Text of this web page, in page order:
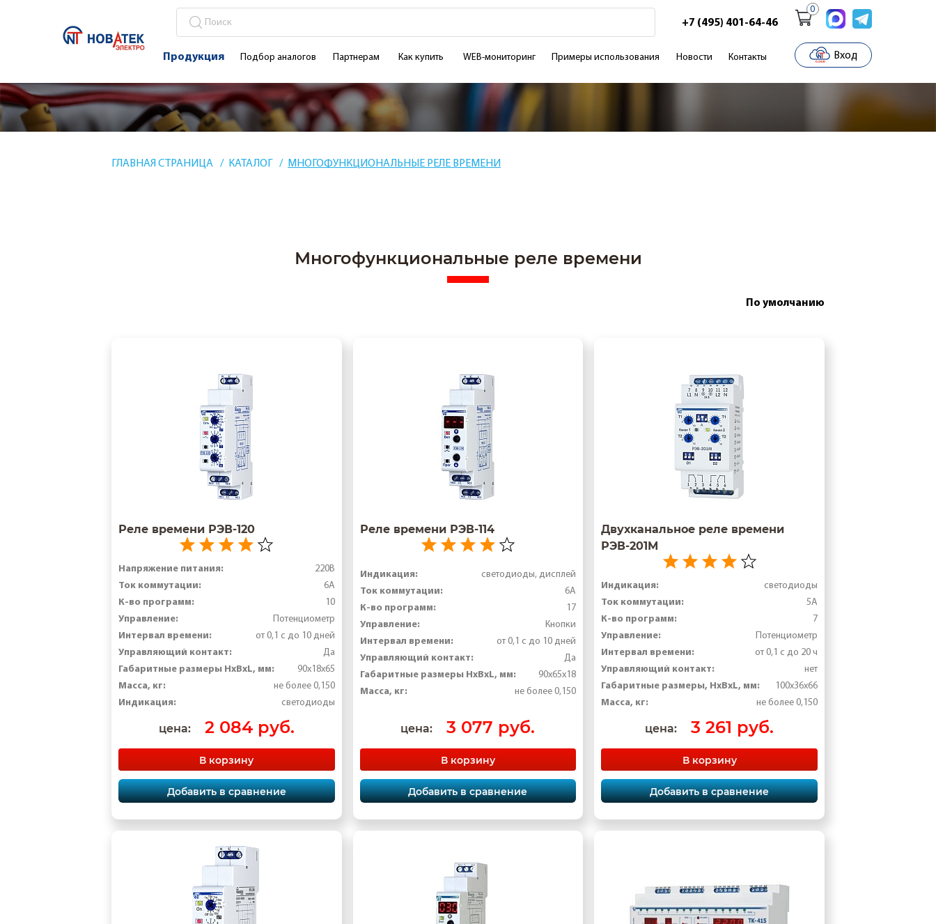
+7 (495) 401-64-46
Продукция Подбор аналогов Партнерам Как купить WEB-мониторинг Примеры использования Новости Контакты
0
Вход
ГЛАВНАЯ СТРАНИЦА КАТАЛОГ МНОГОФУНКЦИОНАЛЬНЫЕ РЕЛЕ ВРЕМЕНИ
Многофункциональные реле времени
По умолчанию
Реле времени РЭВ-120
Напряжение питания: 220В
Ток коммутации: 6А
К-во программ: 10
Управление: Потенциометр
Интервал времени: от 0,1 с до 10 дней
Управляющий контакт: Да
Габаритные размеры HxBxL, мм: 90x18x65
Масса, кг: не более 0,150
Индикация: светодиоды
цена: 2 084 руб.
В корзину
Добавить в сравнение
Реле времени РЭВ-114
Индикация: светодиоды, дисплей
Ток коммутации: 6А
К-во программ: 17
Управление: Кнопки
Интервал времени: от 0,1 с до 10 дней
Управляющий контакт: Да
Габаритные размеры HxBxL, мм: 90x65x18
Масса, кг: не более 0,150
цена: 3 077 руб.
В корзину
Добавить в сравнение
Двухканальное реле времени
РЭВ-201М
Индикация: светодиоды
Ток коммутации: 5А
К-во программ: 7
Управление: Потенциометр
Интервал времени: от 0,1 с до 20 ч
Управляющий контакт: нет
Габаритные размеры, HxBxL, мм: 100x36x66
Масса, кг: не более 0,150
цена: 3 261 руб.
В корзину
Добавить в сравнение